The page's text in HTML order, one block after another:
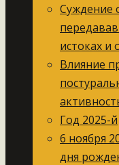
Суждение
истоках и
Влияние
Год 2025-й
6 ноября
дня